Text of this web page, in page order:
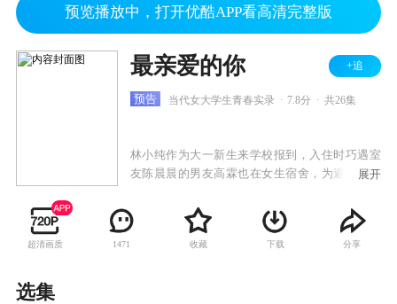
预览播放中，打开优酷APP看高清完整版
最亲爱的你 +追
预告 当代女大学生青春实录 7.8分 共26集
林小纯作为大一新生来学校报到，入住时巧遇室
友陈晨晨的男友高霖也在女生宿舍，为避免房东
生活之后又发生了一系列让林小纯难以容忍的事
情，沉重的压力下，林小纯的情绪彻底爆发。原
来每个人都背负着沉重的过去，有着自己的小秘
展开
超清画质 1471 收藏 下载 分享
选集